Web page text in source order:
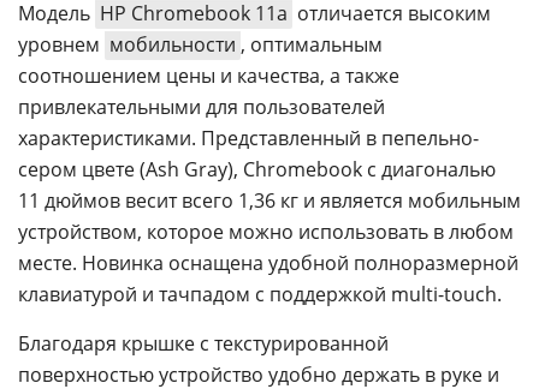
Модель HP Chromebook 11a отличается высоким
уровнем мобильности , оптимальным
соотношением цены и качества, а также
привлекательными для пользователей
характеристиками. Представленный в пепельно-
сером цвете (Ash Gray), Chromebook с диагональю
11 дюймов весит всего 1,36 кг и является мобильным
устройством, которое можно использовать в любом
месте. Новинка оснащена удобной полноразмерной
клавиатурой и тачпадом с поддержкой multi-touch.
Благодаря крышке с текстурированной
поверхностью устройство удобно держать в руке и